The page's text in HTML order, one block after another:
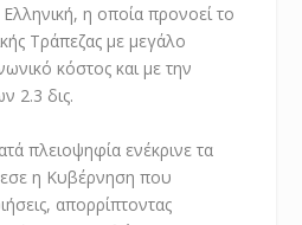
η οποία προνοεί το
Τράπεζας με μεγάλο
κόστος και με την
2.3 δις.
πλειοψηφία ενέκρινε τα
η Κυβέρνηση που
απορρίπτοντας